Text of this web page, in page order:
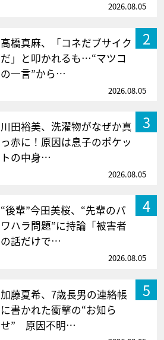
2026.08.05
2
高橋真麻、「コネだブサイク
だ」と叩かれるも…“マツコ
の一言”から…
2026.08.05
3
川田裕美、洗濯物がなぜか真
っ赤に！原因は息子のポケッ
トの中身…
2026.08.05
4
“後輩”今田美桜、“先輩のパ
ワハラ問題”に持論「被害者
の話だけで…
2026.08.05
5
加藤夏希、7歳長男の連絡帳
に書かれた衝撃の“お知ら
せ” 原因不明…